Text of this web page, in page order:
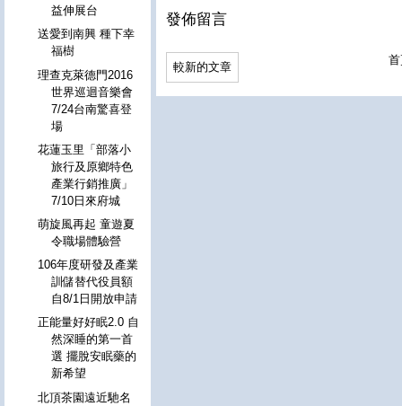
發佈留言
較新的文章
益伸展台
送愛到南興 種下幸
福樹
理查克萊德門2016
世界巡迴音樂會
7/24台南驚喜登
場
花蓮玉里「部落小
旅行及原鄉特色
產業行銷推廣」
7/10日來府城
萌旋風再起 童遊夏
令職場體驗營
106年度研發及產業
訓儲替代役員額
自8/1日開放申請
正能量好好眠2.0 自
然深睡的第一首
選 擺脫安眠藥的
新希望
北頂茶園遠近馳名